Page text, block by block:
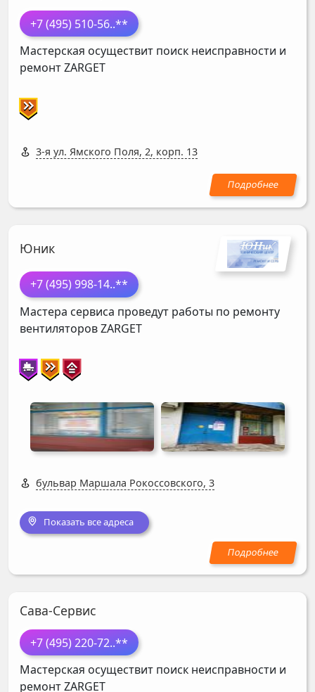
+7 (495) 510-56..**
Мастерская осуществит поиск неисправности и
ремонтZARGET
3-я ул. Ямского Поля, 2, корп. 13
Юник
+7 (495) 998-14..**
Мастера сервиса проведут работы по ремонту
вентиляторовZARGET
бульвар Маршала Рокоссовского, 3
Показать все адреса
Сава-Сервис
+7 (495) 220-72..**
Мастерская осуществит поиск неисправности и
ремонтZARGET